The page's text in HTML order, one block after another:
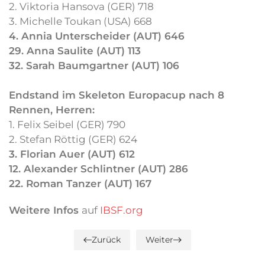
2. Viktoria Hansova (GER) 718
3. Michelle Toukan (USA) 668
4. Annia Unterscheider (AUT) 646
29. Anna Saulite (AUT) 113
32. Sarah Baumgartner (AUT) 106
Endstand im Skeleton Europacup nach 8
Rennen, Herren:
1. Felix Seibel (GER) 790
2. Stefan Röttig (GER) 624
3. Florian Auer (AUT) 612
12. Alexander Schlintner (AUT) 286
22. Roman Tanzer (AUT) 167
Weitere Infos auf IBSF.org
Zurück Weiter